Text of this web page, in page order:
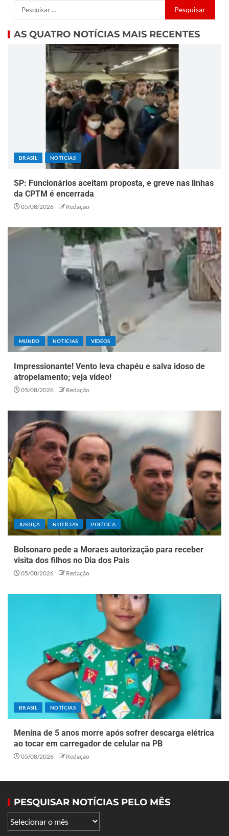
AS QUATRO NOTÍCIAS MAIS RECENTES
BRASIL NOTÍCIAS
SP: Funcionários aceitam proposta, e greve nas linhas
da CPTM é encerrada
05/08/2026 Redação
MUNDO NOTÍCIAS VÍDEOS
Impressionante! Vento leva chapéu e salva idoso de
atropelamento; veja vídeo!
05/08/2026 Redação
JUSTIÇA NOTÍCIAS POLÍTICA
Bolsonaro pede a Moraes autorização para receber
visita dos filhos no Dia dos Pais
05/08/2026 Redação
BRASIL NOTÍCIAS
Menina de 5 anos morre após sofrer descarga elétrica
ao tocar em carregador de celular na PB
05/08/2026 Redação
PESQUISAR NOTÍCIAS PELO MÊS